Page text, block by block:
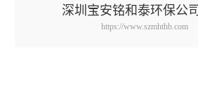
深圳宝安铭和泰环保公
https://www.szmhthb.com